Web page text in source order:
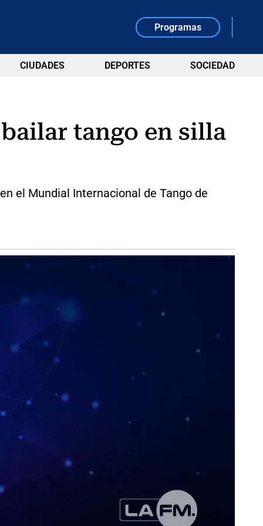
Programas
CIUDADES DEPORTES SOCIEDAD
tango en silla
el Mundial Internacional de Tango de